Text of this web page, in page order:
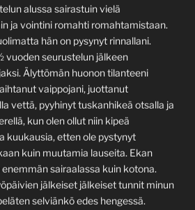
alussa sairastuin vielä
ja vointini romahti romahtamistaan.
hän on pysynyt rinnallani.
vuoden seurustelun jälkeen
Älyttömän huonon tilanteeni
vaippojani, juottanut
vettä, pyyhinyt tuskanhikeä otsalla ja
kun olen ollut niin kipeä
kuukausia, etten ole pystynyt
kuin muutamia lauseita. Ekan
sairaalassa kuin kotona.
jälkeiset jälkeiset tunnit minun
selviänkö edes hengessä.